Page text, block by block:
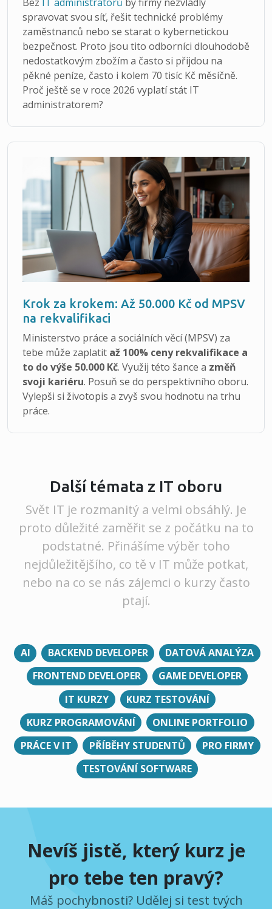
spravovat svou síť, řešit technické problémy
zaměstnanců nebo se starat o kybernetickou
bezpečnost. Proto jsou tito odborníci dlouhodobě
nedostatkovým zbožím a často si přijdou na
pěkné peníze, často i kolem 70 tisíc Kč měsíčně.
Proč ještě se v roce 2026 vyplatí stát IT
administratorem?
Krok za krokem: Až 50.000 Kč od MPSV
na rekvalifikaci
Ministerstvo práce a sociálních věcí (MPSV) za
tebe může zaplatit až 100% ceny rekvalifikace a
to do výše 50.000 Kč. Využij této šance a změň
svoji kariéru. Posuň se do perspektivního oboru.
Vylepši si životopis a zvyš svou hodnotu na trhu
práce.
Další témata z IT oboru
Svět IT je rozmanitý a velmi obsáhlý. Je
proto důležité zaměřit se z počátku na to
podstatné. Přinášíme výběr toho
nejdůležitějšího, co tě v IT může potkat,
nebo na co se nás zájemci o kurzy často
ptají.
AI BACKEND DEVELOPER
DATOVÁ ANALÝZA
FRONTEND DEVELOPER
GAME DEVELOPER
IT KURZY
KURZ TESTOVÁNÍ
KURZ PROGRAMOVÁNÍ
ONLINE PORTFOLIO
PRÁCE V IT
PŘÍBĚHY STUDENTŮ
PRO FIRMY
TESTOVÁNÍ SOFTWARE
Nevíš jistě, který kurz je
pro tebe ten pravý?
Máš pochybnosti? Udělej si test tvých